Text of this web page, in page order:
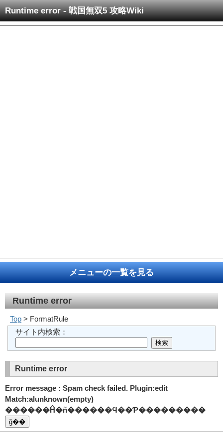
Runtime error - 戦国無双5 攻略Wiki
メニューの一覧を見る
Runtime error
Top > FormatRule
サイト内検索：
Runtime error
Error message : Spam check failed. Plugin:edit
Match:alunknown(empty)
������Ĥ�ñ������Ϥ��Ƥ���������